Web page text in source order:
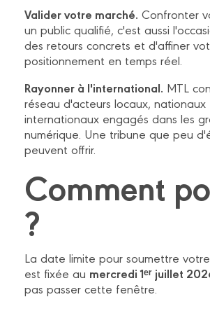
Valider votre marché. Confronter
un public qualifié, c'est aussi
des retours concrets et d'affiner
positionnement en temps réel.
Rayonner à l'international. MTL
réseau d'acteurs locaux, nationaux
internationaux engagés dans les
numérique. Une tribune que peu
peuvent offrir.
Comment
?
La date limite pour soumettre
est fixée au mercredi 1ᵉʳ juillet
pas passer cette fenêtre.